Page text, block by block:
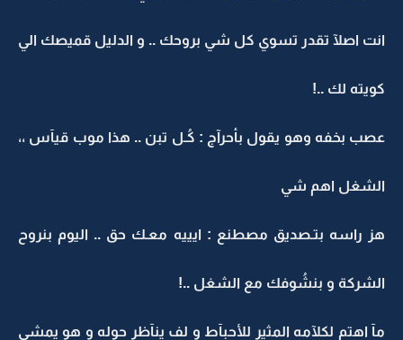
انت اصلآ تقدر تسوي كل شي بروحك .. و الدليل قميصك الي
كويته لك ..!
عصب بخفه وهو يقول بأحرآج : كُـل تبن .. هذا موب قيآس ،،
الشغل اهم شي
هز راسه بتـصديق مصطنع : ايييه معـك حق .. اليوم بنروح
الشركة و بنشُوفك مع الشغل ..!
مآ اهتم لكلآمه المثير للأحبآط و لف ينآظر حوله و هو يمشي